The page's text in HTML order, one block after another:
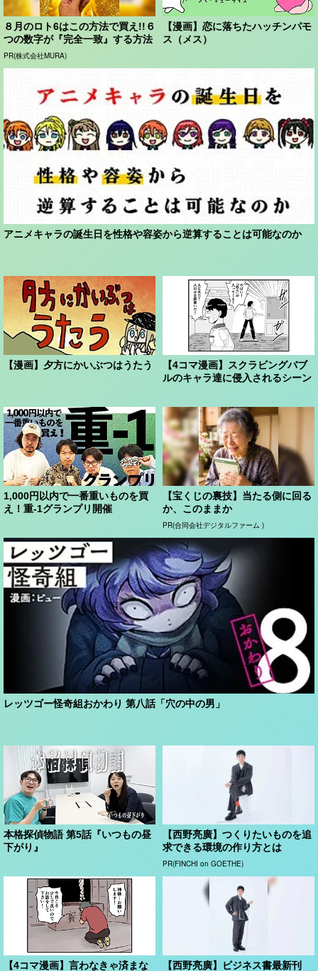
８月のロト6はこの方法で買え!!６
つの数字が『完全一致』する方法
PR(株式会社MURA)
【漫画】恋に落ちたハッチンパモ
ス（メス）
アニメキャラの誕生日を性格や容姿から逆算することは可能なのか
【漫画】夕方にかいぶつはうたう
【4コマ漫画】スクラビングバブ
ルのキャラ達に侵入されるシーン
1,000円以内で一番重いものを買
え！重-1グランプリ開催
【宝くじの裏技】当たる側に回る
か、このままか
PR(合同会社デジタルファーム )
レッツゴー怪奇組おかわり 第八話「穴の中の男」
本格探偵物語 第5話『いつもの昼
下がり』
【西野亮廣】つくりたいものを追
求できる環境の作り方とは
PR(FINCHI on GOETHE)
【4コマ漫画】言わなきゃ済まな
【西野亮廣】ビジネス書最新刊